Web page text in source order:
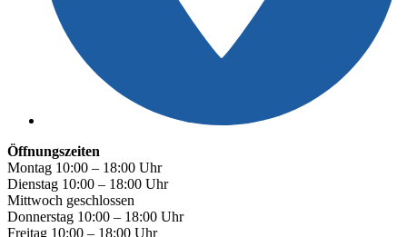
Öffnungszeiten
Montag 10:00 – 18:00 Uhr
Dienstag 10:00 – 18:00 Uhr
Mittwoch geschlossen
Donnerstag 10:00 – 18:00 Uhr
Freitag 10:00 – 18:00 Uhr